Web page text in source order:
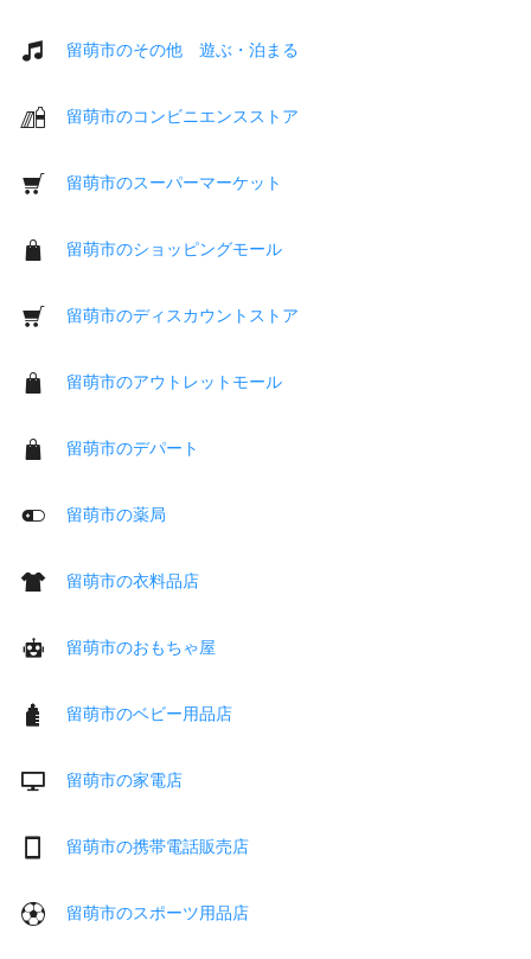
留萌市のその他 遊ぶ・泊まる
留萌市のコンビニエンスストア
留萌市のスーパーマーケット
留萌市のショッピングモール
留萌市のディスカウントストア
留萌市のアウトレットモール
留萌市のデパート
留萌市の薬局
留萌市の衣料品店
留萌市のおもちゃ屋
留萌市のベビー用品店
留萌市の家電店
留萌市の携帯電話販売店
留萌市のスポーツ用品店